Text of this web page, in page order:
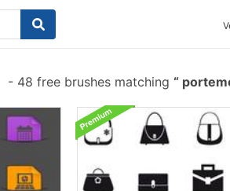
- 48 free brushes matching